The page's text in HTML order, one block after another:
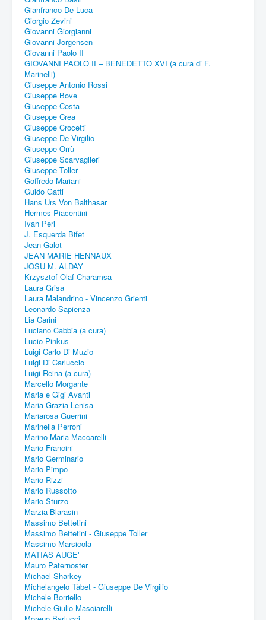
Gianfranco De Luca
Giorgio Zevini
Giovanni Giorgianni
Giovanni Jorgensen
Giovanni Paolo II
GIOVANNI PAOLO II – BENEDETTO XVI (a cura di F.
Marinelli)
Giuseppe Antonio Rossi
Giuseppe Bove
Giuseppe Costa
Giuseppe Crea
Giuseppe Crocetti
Giuseppe De Virgilio
Giuseppe Orrù
Giuseppe Scarvaglieri
Giuseppe Toller
Goffredo Mariani
Guido Gatti
Hans Urs Von Balthasar
Hermes Piacentini
Ivan Peri
J. Esquerda Bifet
Jean Galot
JEAN MARIE HENNAUX
JOSU M. ALDAY
Krzysztof Olaf Charamsa
Laura Grisa
Laura Malandrino - Vincenzo Grienti
Leonardo Sapienza
Lia Carini
Luciano Cabbia (a cura)
Lucio Pinkus
Luigi Carlo Di Muzio
Luigi Di Carluccio
Luigi Reina (a cura)
Marcello Morgante
Maria e Gigi Avanti
Maria Grazia Lenisa
Mariarosa Guerrini
Marinella Perroni
Marino Maria Maccarelli
Mario Francini
Mario Germinario
Mario Pimpo
Mario Rizzi
Mario Russotto
Mario Sturzo
Marzia Blarasin
Massimo Bettetini
Massimo Bettetini - Giuseppe Toller
Massimo Marsicola
MATIAS AUGE'
Mauro Paternoster
Michael Sharkey
Michelangelo Tàbet - Giuseppe De Virgilio
Michele Borriello
Michele Giulio Masciarelli